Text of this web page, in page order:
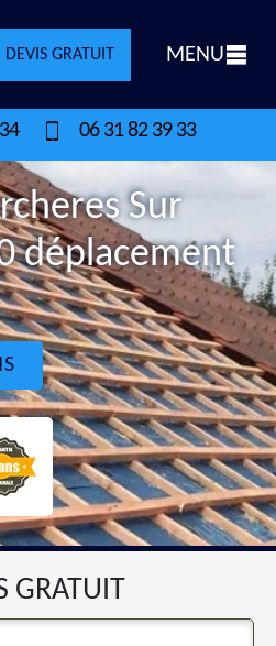
DEVIS GRATUIT MENU
06 31 82 39 33
Sur
déplacement
GRATUIT